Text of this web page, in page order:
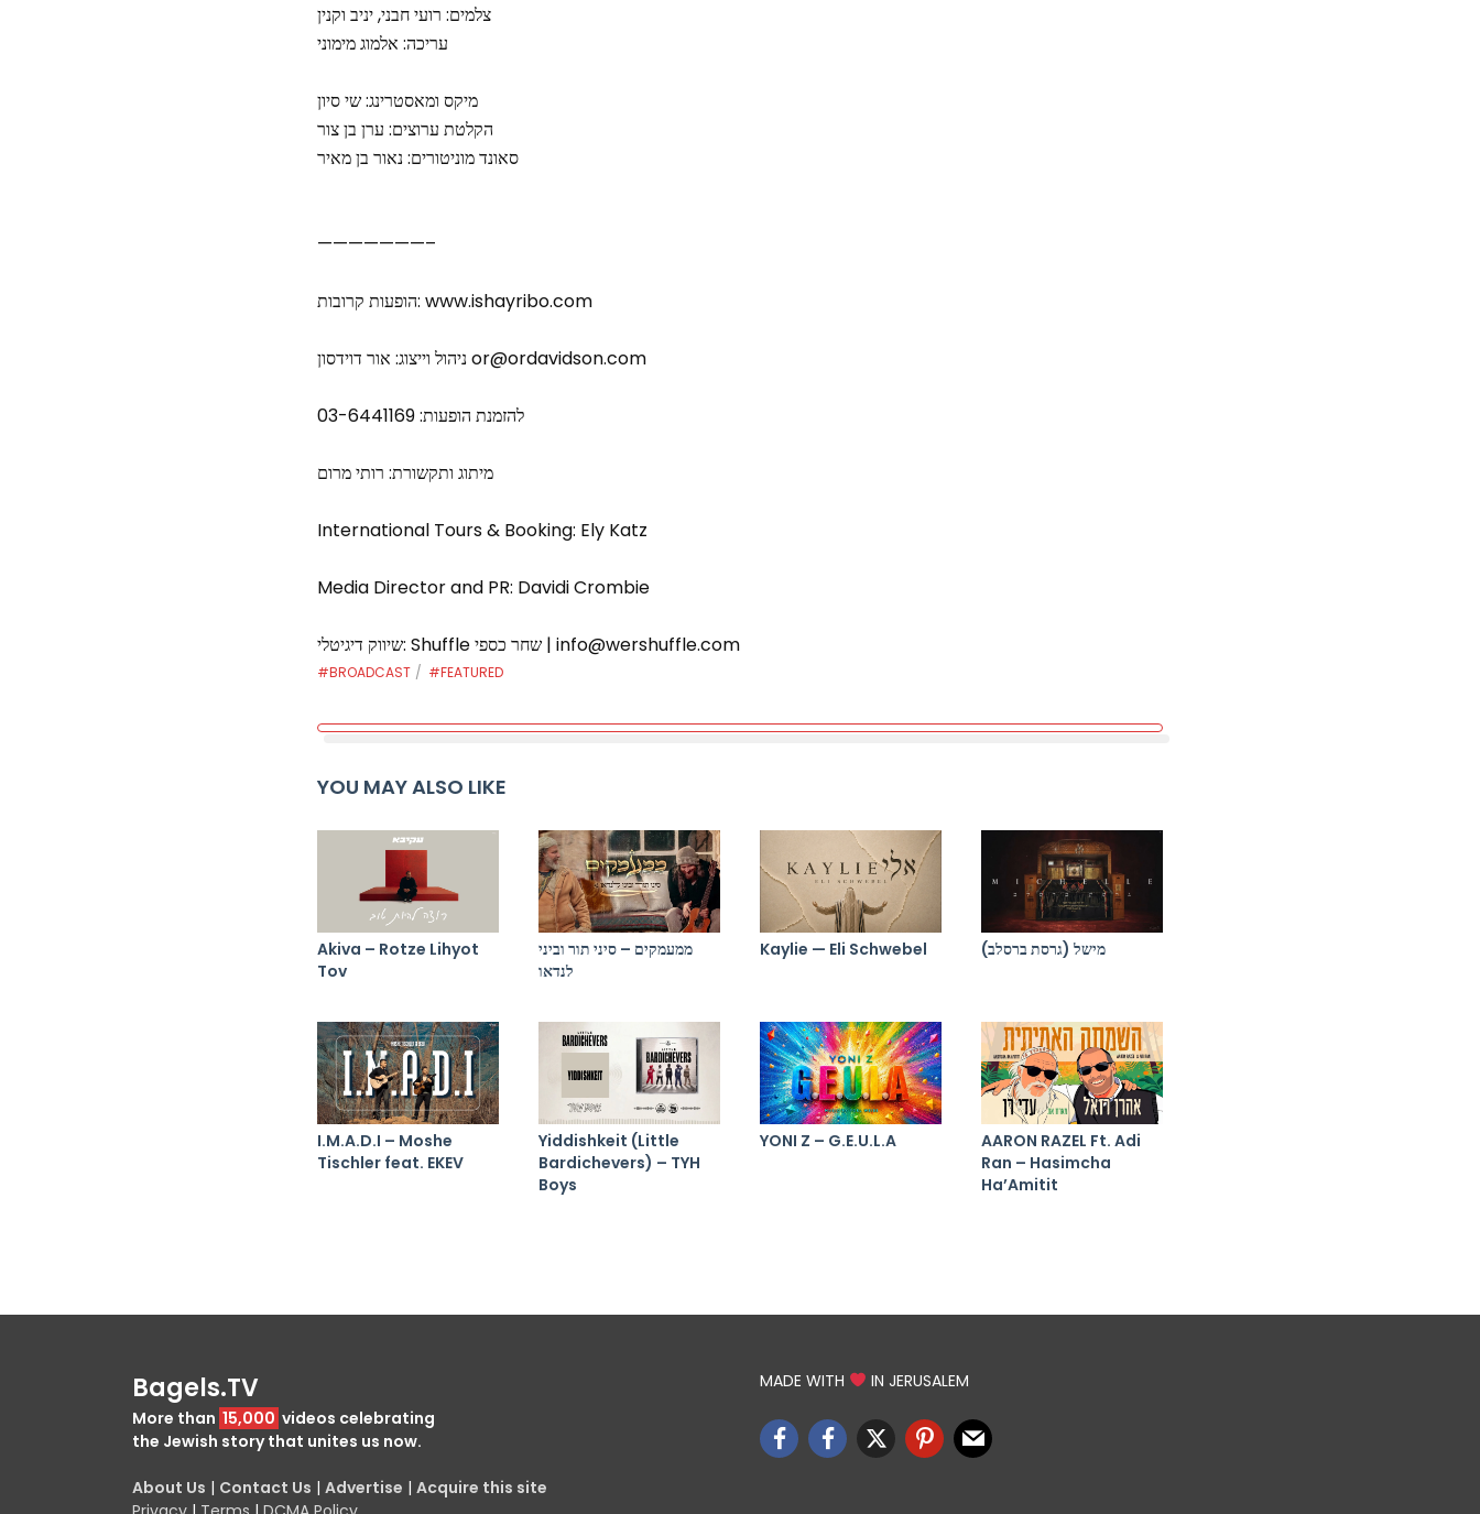
צלמים: רועי חבני, יניב וקנין
עריכה: אלמוג מימוני
מיקס ומאסטרינג: שי סיון
הקלטת ערוצים: ערן בן צור
סאונד מוניטורים: נאור בן מאיר
———————–
הופעות קרובות: www.ishayribo.com
ניהול וייצוג: אור דוידסון or@ordavidson.com
להזמנת הופעות: 03-6441169
מיתוג ותקשורת: רותי מרום
International Tours & Booking: Ely Katz
Media Director and PR: Davidi Crombie
שיווק דיגיטלי: Shuffle שחר כספי | info@wershuffle.com
#BROADCAST #FEATURED
YOU MAY ALSO LIKE
Akiva – Rotze Lihyot
Tov
ממעמקים – סיני תור וביני
לנדאו
Kaylie — Eli Schwebel מישל (גרסת ברסלב)
I.M.A.D.I – Moshe
Tischler feat. EKEV
Yiddishkeit (Little
Bardichevers) – TYH
Boys
YONI Z – G.E.U.L.A
AARON RAZEL Ft. Adi
Ran – Hasimcha
Ha’Amitit
Bagels.TV
More than 15,000 videos celebrating
the Jewish story that unites us now.
About Us | Contact Us | Advertise | Acquire this site
MADE WITH IN JERUSALEM